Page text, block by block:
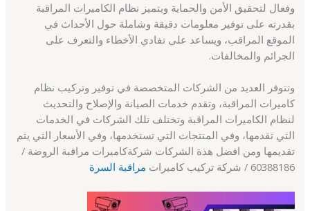
وفعال لتحقيق الأمن والحماية ويتميز نظام الكاميرات المراقبة
بقدرته على توفير معلومات دقيقة وشاملة حول الأحداث في
الموقع المراقب، ويساعد على تفادي الأخطاء والتعرف على
الجرائم والمخالفات.
وتتوفر العديد من الشركات المتخصصة في توفير وتركيب نظام
كاميرات المراقبة، وتقدم خدمات الصيانة والإصلاح والتحديث
لنظام الكاميرات المراقبة وتختلف تلك الشركات في الخدمات
التي تقدمها، وفي المنتجات التي تستخدمها، وفي الأسعار التي يتم
تقديمها ومن افضل هذة الشركات شركةكاميرات مراقبة الروضة /
60388186 / شركة تركيب كاميرات
مراقبة السرة